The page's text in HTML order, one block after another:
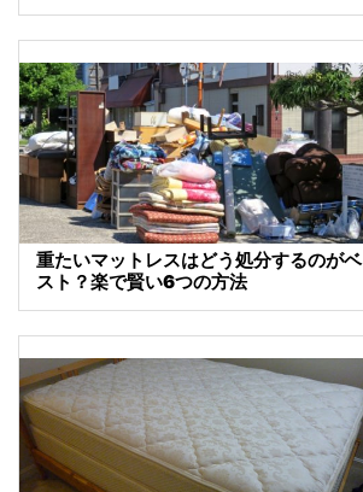
重たいマットレスはどう処分するのがベ
スト？楽で賢い6つの方法